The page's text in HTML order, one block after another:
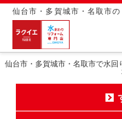
仙台市・多賀城市・名取市
仙台市・多賀城市・名取市で水